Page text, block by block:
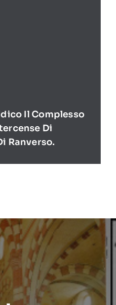
Il Complesso
Di
Ranverso.